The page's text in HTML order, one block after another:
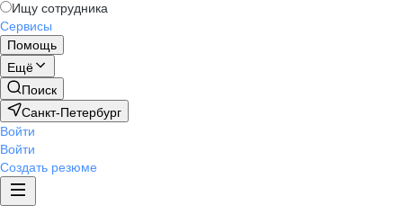
Ищу сотрудника
Сервисы
Помощь
Ещё
Поиск
Санкт-Петербург
Войти
Войти
Создать резюме